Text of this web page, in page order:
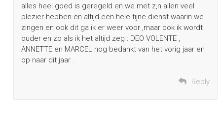
alles heel goed is geregeld en we met z,n allen veel
plezier hebben en altijd een hele fijne dienst waarin we
zingen en ook dit ga ik er weer voor ,maar ook ik wordt
ouder en zo als ik het altijd zeg : DEO VOLENTE ,
ANNETTE en MARCEL nog bedankt van het vorig jaar en
op naar dit jaar .
Reply